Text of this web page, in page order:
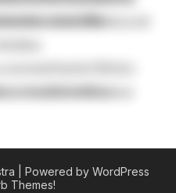
| Powered by WordPress
Themes!